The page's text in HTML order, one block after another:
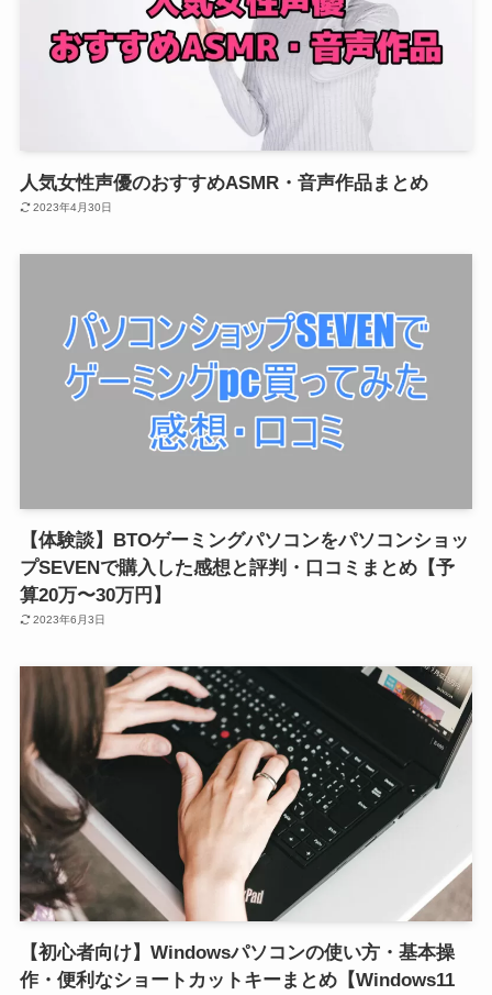
人気女性声優のおすすめASMR・音声作品まとめ
2023年4月30日
【体験談】BTOゲーミングパソコンをパソコンショッ
プSEVENで購入した感想と評判・口コミまとめ【予
算20万〜30万円】
2023年6月3日
【初心者向け】Windowsパソコンの使い方・基本操
作・便利なショートカットキーまとめ【Windows11